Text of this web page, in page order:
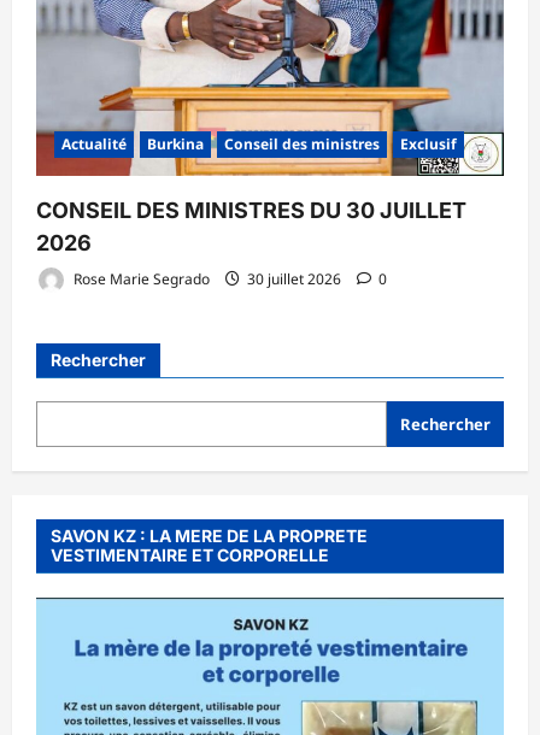
Actualité Burkina Conseil des ministres Exclusif
CONSEIL DES MINISTRES DU 30 JUILLET
2026
Rose Marie Segrado 30 juillet 2026 0
Rechercher
Rechercher
SAVON KZ : LA MERE DE LA PROPRETE
VESTIMENTAIRE ET CORPORELLE